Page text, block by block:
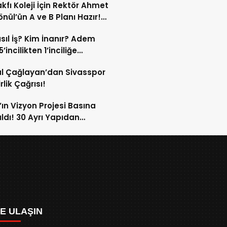
Koleji İçin Rektör Ahmet
A ve B Planı Hazır!
İş? Kim İnanır? Adem
1’inciliğe
Çağlayan’dan Sivasspor
Çağrısı!
Vizyon Projesi Basına
30 Ayrı Yapıdan
ULAŞIN